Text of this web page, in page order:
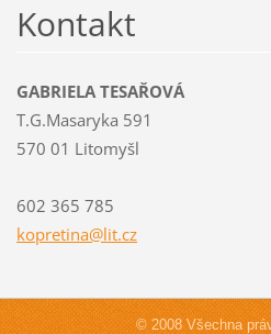
Kontakt
GABRIELA TESAŘOVÁ
T.G.Masaryka 591
570 01 Litomyšl
602 365 785
kopretina@lit.cz
© 2008 Všechna